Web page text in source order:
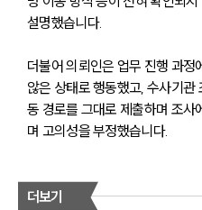
설명했습니다.
더불어 의뢰인은 업무 진행 과정
않은 상태로 행동했고, 수사기관
동 경로를 그대로 제출하며 조사
며 고의성을 부정했습니다.
더보기